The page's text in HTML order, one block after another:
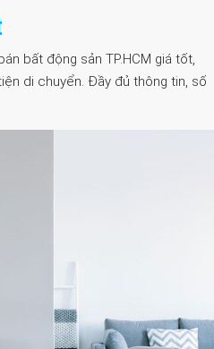
bất động sản TP.HCM giá tốt,
di chuyển. Đầy đủ thông tin, số